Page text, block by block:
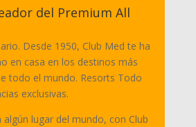
del Premium All
Desde 1950, Club Med te ha
en casa en los destinos más
todo el mundo. Resorts Todo
exclusivas.
algún lugar del mundo, con Club